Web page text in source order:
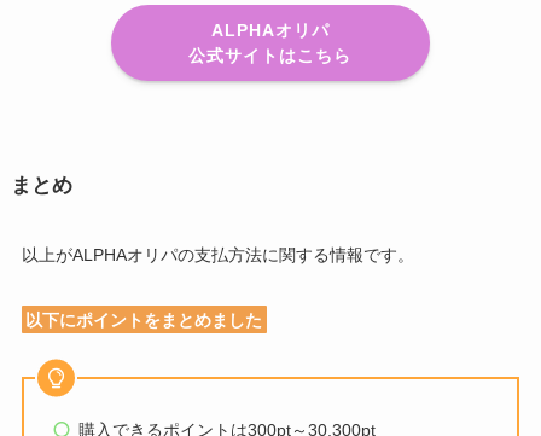
ALPHAオリパ
公式サイトはこちら
まとめ
以上がALPHAオリパの支払方法に関する情報です。
以下にポイントをまとめました
購入できるポイントは300pt～30,300pt